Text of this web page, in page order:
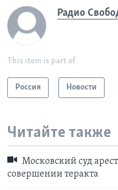
Радио
This item is part of
Россия Новости
Читайте также
Московский суд
совершении теракта